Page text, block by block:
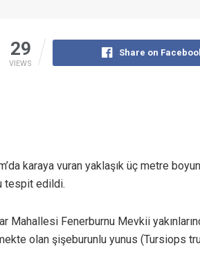
29
VIEWS
Share on
karaya vuran yaklaşık üç metre
tespit edildi.
Mahallesi Fenerburnu Mevkii
olan şişeburunlu yunus (Tursiops